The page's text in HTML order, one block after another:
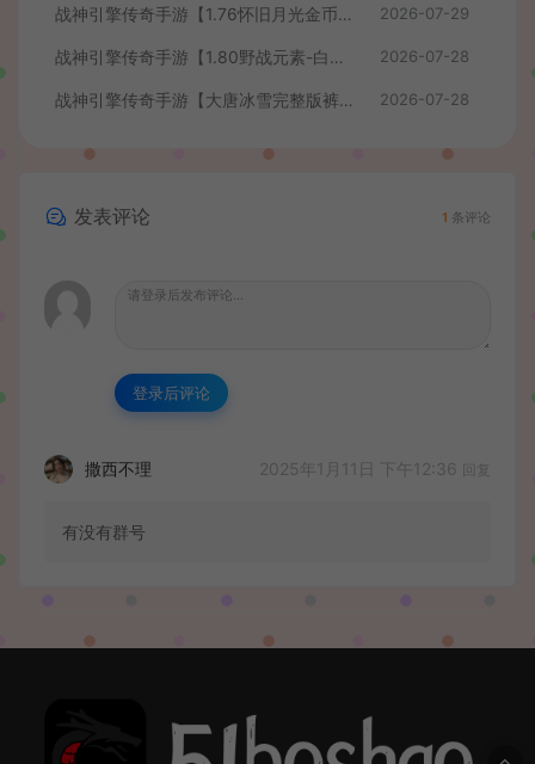
战神引擎传奇手游【1.76怀旧月光金币版】最新整理Win系复古服务端+安卓苹果双端+GM授权物品后台+详细搭建教程 2026-07-29
战神引擎传奇手游【1.80野战元素-白猪7.2免授权】最新整理Win系特色服务端+安卓+GM授权物品后台+详细搭建教程 2026-07-28
战神引擎传奇手游【大唐冰雪完整版裤衩7.0免授权】最新整理Win系特色服务端+GM授权后台+安卓苹果双端+详细搭建教程 2026-07-28
发表评论 1 条评论
登录后评论
撒西不理 2025年1月11日 下午12:36
有没有群号